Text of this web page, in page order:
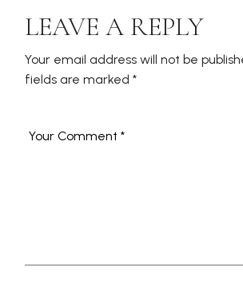
LEAVE A REPLY
Your email address will not be
fields are marked*